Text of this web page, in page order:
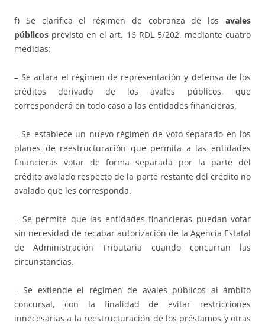
f) Se clarifica el régimen de cobranza de los avales
públicos previsto en el art. 16 RDL 5/202, mediante cuatro
medidas:
– Se aclara el régimen de representación y defensa de los
créditos derivado de los avales públicos, que
corresponderá en todo caso a las entidades financieras.
– Se establece un nuevo régimen de voto separado en los
planes de reestructuración que permita a las entidades
financieras votar de forma separada por la parte del
crédito avalado respecto de la parte restante del crédito no
avalado que les corresponda.
– Se permite que las entidades financieras puedan votar
sin necesidad de recabar autorización de la Agencia Estatal
de Administración Tributaria cuando concurran las
circunstancias.
– Se extiende el régimen de avales públicos al ámbito
concursal, con la finalidad de evitar restricciones
innecesarias a la reestructuración de los préstamos y otras